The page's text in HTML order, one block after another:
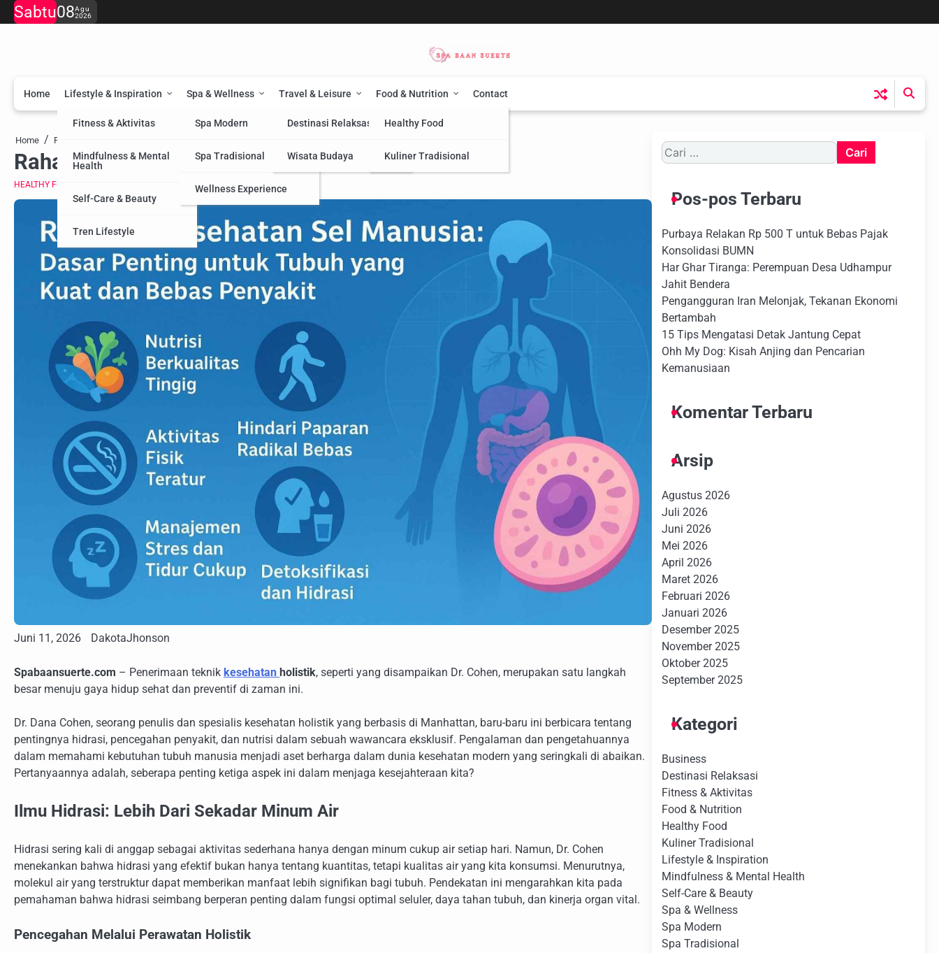
Skip
to
Sabtu08Agu
2026
Home Lifestyle & Inspiration
Fitness & Aktivitas
Mindfulness & Mental
Health
Self-Care & Beauty
Tren Lifestyle
Spa & Wellness
Spa Modern
Spa Tradisional
Wellness Experience
Travel & Leisure
Destinasi Relaksasi
Wisata Budaya
Food & Nutrition
Healthy Food
Kuliner Tradisional
Contact
Home Food & Nutrition
Rahasia Kesehatan Holistik: Hidrasi dan Nutrisi
HEALTHY FOOD
Juni 11, 2026 DakotaJhonson
Spabaansuerte.com – Penerimaan teknik kesehatan holistik, seperti yang disampaikan Dr. Cohen, merupakan satu langkah
besar menuju gaya hidup sehat dan preventif di zaman ini.
Dr. Dana Cohen, seorang penulis dan spesialis kesehatan holistik yang berbasis di Manhattan, baru-baru ini berbicara tentang
pentingnya hidrasi, pencegahan penyakit, dan nutrisi dalam sebuah wawancara eksklusif. Pengalaman dan pengetahuannya
dalam memahami kebutuhan tubuh manusia menjadi aset berharga dalam dunia kesehatan modern yang seringkali di abaikan.
Pertanyaannya adalah, seberapa penting ketiga aspek ini dalam menjaga kesejahteraan kita?
Ilmu Hidrasi: Lebih Dari Sekadar Minum Air
Hidrasi sering kali di anggap sebagai aktivitas sederhana hanya dengan minum cukup air setiap hari. Namun, Dr. Cohen
menekankan bahwa hidrasi yang efektif bukan hanya tentang kuantitas, tetapi kualitas air yang kita konsumsi. Menurutnya,
molekul air yang terstruktur dapat memberikan manfaat lebih signifikan bagi tubuh. Pendekatan ini mengarahkan kita pada
pemahaman bahwa hidrasi seimbang berperan penting dalam fungsi optimal seluler, daya tahan tubuh, dan kinerja organ vital.
Pencegahan Melalui Perawatan Holistik
Cari
untuk:
Pos-pos Terbaru
Purbaya Relakan Rp 500 T untuk Bebas Pajak
Konsolidasi BUMN
Har Ghar Tiranga: Perempuan Desa Udhampur
Jahit Bendera
Pengangguran Iran Melonjak, Tekanan Ekonomi
Bertambah
15 Tips Mengatasi Detak Jantung Cepat
Ohh My Dog: Kisah Anjing dan Pencarian
Kemanusiaan
Komentar Terbaru
Arsip
Agustus 2026
Juli 2026
Juni 2026
Mei 2026
April 2026
Maret 2026
Februari 2026
Januari 2026
Desember 2025
November 2025
Oktober 2025
September 2025
Kategori
Business
Destinasi Relaksasi
Fitness & Aktivitas
Food & Nutrition
Healthy Food
Kuliner Tradisional
Lifestyle & Inspiration
Mindfulness & Mental Health
Self-Care & Beauty
Spa & Wellness
Spa Modern
Spa Tradisional